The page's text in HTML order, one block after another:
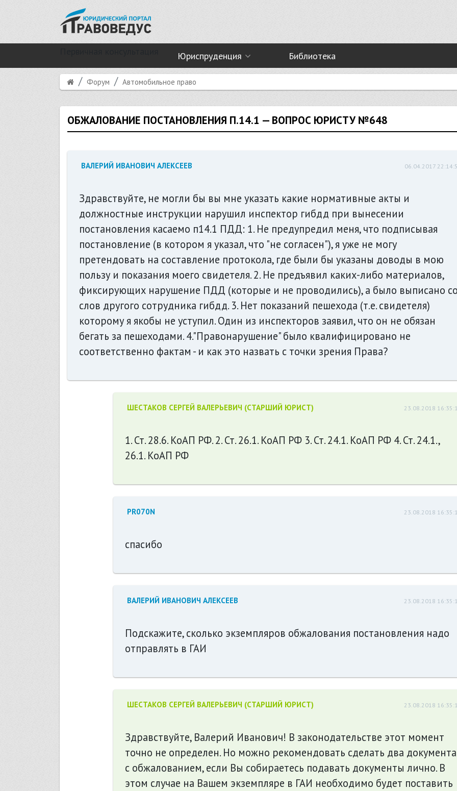
Юриспруденция Библиотека
Форум Автомобильное право
ОБЖАЛОВАНИЕ ПОСТАНОВЛЕНИЯ П.14.1 — ВОПРОС ЮРИСТУ №648
ВАЛЕРИЙ ИВАНОВИЧ АЛЕКСЕЕВ 06.04.2017
Здравствуйте, не могли бы вы мне указать какие нормативные акты и
должностные инструкции нарушил инспектор гибдд при вынесении
постановления касаемо п14.1 ПДД: 1. Не предупредил меня, что подписывая
постановление (в котором я указал, что "не согласен"), я уже не могу
претендовать на составление протокола, где были бы указаны доводы в мою
пользу и показания моего свидетеля. 2. Не предъявил каких-либо материалов,
фиксирующих нарушение ПДД (которые и не проводились), а было выписано
слов другого сотрудника гибдд. 3. Нет показаний пешехода (т.е. свидетеля)
которому я якобы не уступил. Один из инспекторов заявил, что он не обязан
бегать за пешеходами. 4."Правонарушение" было квалифицировано не
соответственно фактам - и как это назвать с точки зрения Права?
ШЕСТАКОВ СЕРГЕЙ ВАЛЕРЬЕВИЧ (СТАРШИЙ ЮРИСТ) 23.08.2018
1. Ст. 28.6. КоАП РФ. 2. Ст. 26.1. КоАП РФ 3. Ст. 24.1. КоАП РФ 4. Ст. 24.1.,
26.1. КоАП РФ
PR070N 23.08.2018
спасибо
ВАЛЕРИЙ ИВАНОВИЧ АЛЕКСЕЕВ 23.08.2018
Подскажите, сколько экземпляров обжалования постановления надо
отправлять в ГАИ
ШЕСТАКОВ СЕРГЕЙ ВАЛЕРЬЕВИЧ (СТАРШИЙ ЮРИСТ) 23.08.2018
Здравствуйте, Валерий Иванович! В законодательстве этот момент
точно не определен. Но можно рекомендовать сделать два документа
с обжалованием, если Вы собираетесь подавать документы лично. В
этом случае на Вашем экземпляре в ГАИ необходимо будет поставить